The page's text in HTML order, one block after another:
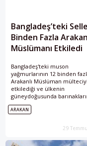
Bangladeş’teki
Binden Fazla
Müslümanı Etkiledi
Bangladeş'teki muson
yağmurlarının 12 binden
Arakanlı Müslüman mülteciyi
etkilediği ve ülkenin
güneydoğusunda
hasar gördüğü veya yıkıldığı
bildirildi.
ARAKAN
29